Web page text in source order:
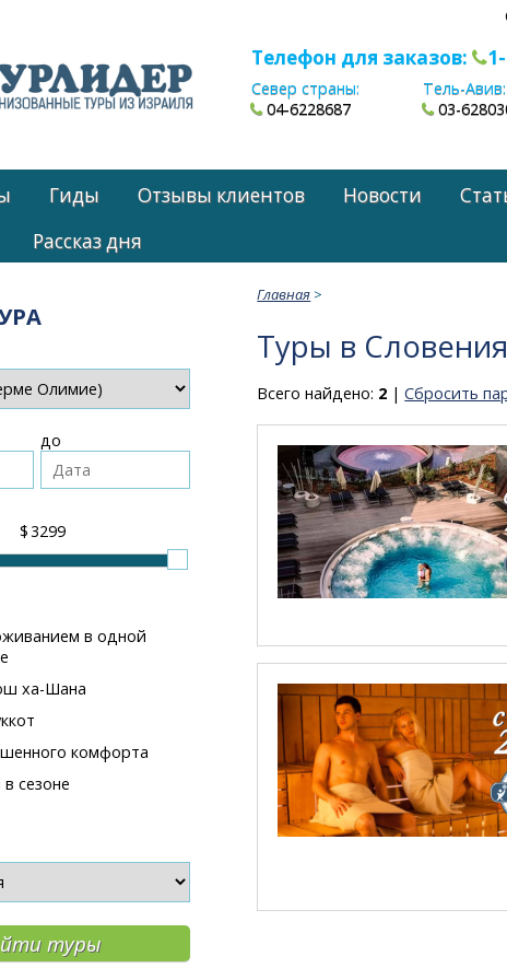
Телефон для заказов:
Север страны:
04-6228687
Тель-Авив:
03-
Гиды Отзывы клиентов Новости
Рассказ дня
Главная >
Туры в
Всего найдено: 2 |Сбросить
до
$
в одной
ха-Шана
комфорта
сезоне